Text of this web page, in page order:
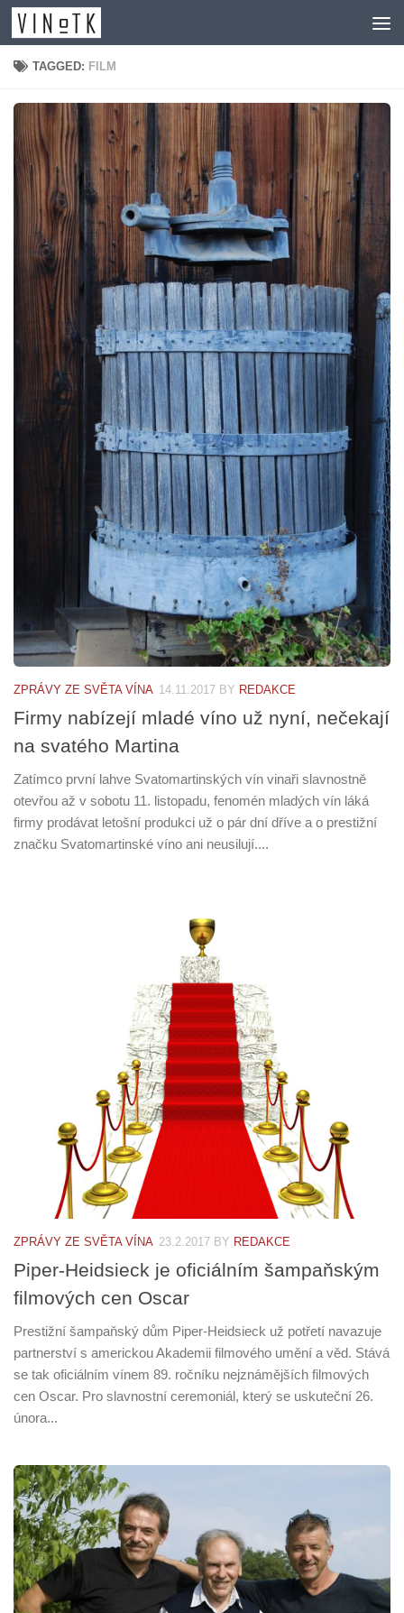
Skip to content
TAGGED: FILM
ZPRÁVY ZE SVĚTA VÍNA 14.11.2017 BY REDAKCE
Firmy nabízejí mladé víno už nyní, nečekají
na svatého Martina
Zatímco první lahve Svatomartinských vín vinaři slavnostně
otevřou až v sobotu 11. listopadu, fenomén mladých vín láká
firmy prodávat letošní produkci už o pár dní dříve a o prestižní
značku Svatomartinské víno ani neusilují....
ZPRÁVY ZE SVĚTA VÍNA 23.2.2017 BY REDAKCE
Piper-Heidsieck je oficiálním šampaňským
filmových cen Oscar
Prestižní šampaňský dům Piper-Heidsieck už potřetí navazuje
partnerství s americkou Akademii filmového umění a věd. Stává
se tak oficiálním vínem 89. ročníku nejznámějších filmových
cen Oscar. Pro slavnostní ceremoniál, který se uskuteční 26.
února...